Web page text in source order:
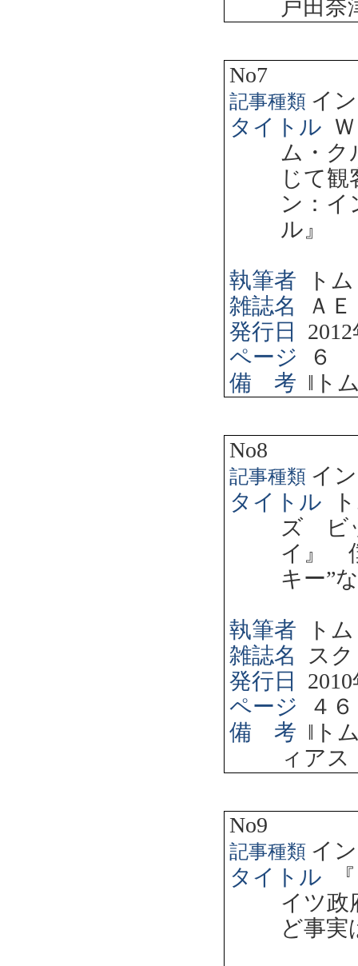
戸田奈
No7
記事種類 イ
タイトル
ム・
じて
ン：
ル』
執筆者
ト
雑誌名
Ａ
発行日
2012
ページ
６
備 考 ‖ ト
No8
記事種類 イ
タイトル
ズ ビ
イ』
キー”
執筆者
ト
雑誌名
ス
発行日
2010
ページ
４
備 考 ‖ ト
ィアス
No9
記事種類 イ
タイトル
イツ政
ど事実